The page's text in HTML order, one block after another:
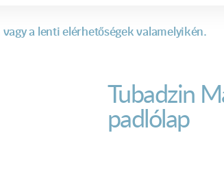
a lenti elérhetőségek valamelyikén.
Tubadzin
padlólap